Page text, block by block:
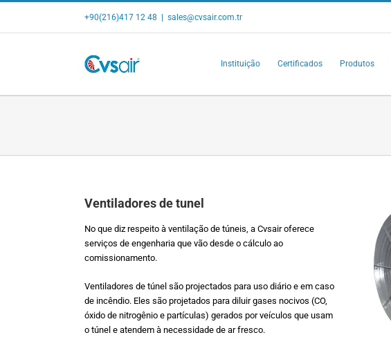
content
+90(216)417 12 48 sales@cvsair.com.tr
Instituição Certificados Produtos
Ventiladores de tunel
No que diz respeito à ventilação de túneis, a Cvsair oferece
serviços de engenharia que vão desde o cálculo ao
comissionamento.
Ventiladores de túnel são projectados para uso diário e em caso
de incêndio. Eles são projetados para diluir gases nocivos (CO,
óxido de nitrogênio e partículas) gerados por veículos que usam
o túnel e atendem à necessidade de ar fresco.